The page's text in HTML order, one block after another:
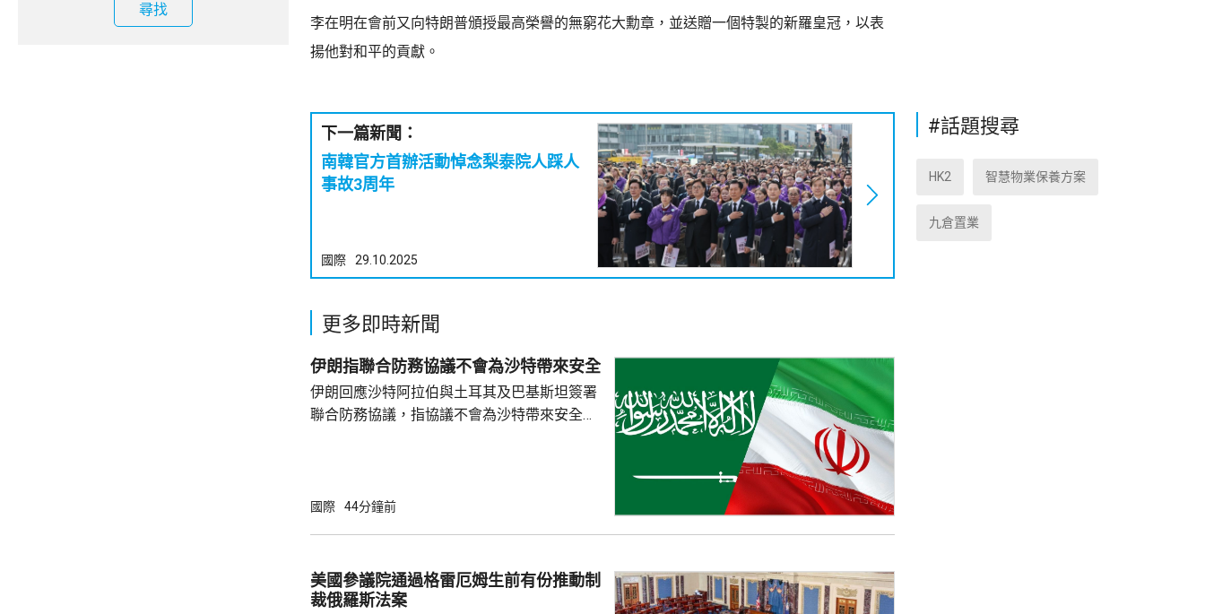
尋找
李在明在會前又向特朗普頒授最高榮譽的無窮花大勳章，並送贈一個特製的新羅皇冠，以表
揚他對和平的貢獻。
下一篇新聞：
南韓官方首辦活動悼念梨泰院人踩人
事故3周年
國際 29.10.2025
更多即時新聞
伊朗指聯合防務協議不會為沙特帶來安全
伊朗回應沙特阿拉伯與土耳其及巴基斯坦簽署
聯合防務協議，指協議不會為沙特帶來安全。
果改變政策，就不必向他人乞求安全。 自美國
據沙特與土耳其及巴基斯坦簽署的聯合防務協
議，如果三國中任何一國遭受武裝攻擊，...
國際 44分鐘前
美國參議院通過格雷厄姆生前有份推動制
裁俄羅斯法案
#話題搜尋
HK2 智慧物業保養方案
九倉置業